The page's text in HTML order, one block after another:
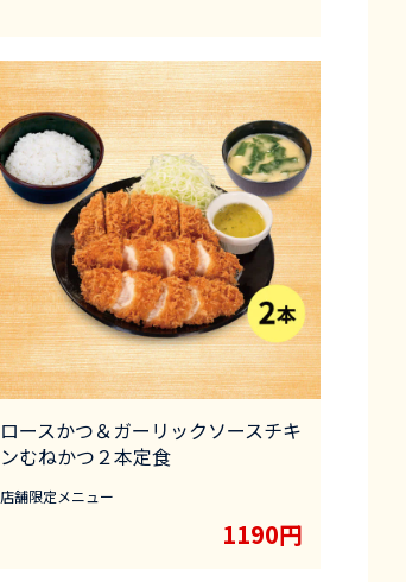
ロースかつ＆ガーリックソースチキ
ンむねかつ２本定食
店舗限定メニュー
1190円